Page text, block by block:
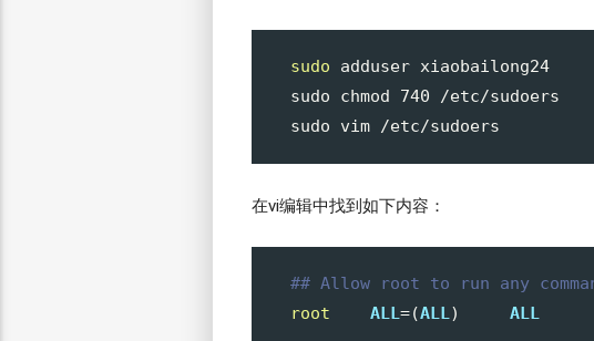
sudo adduser xiaobailong24
sudo chmod 740 /etc/sudoers
在vi编辑中找到如下内容：
## Allow root to run any
root
ALL=(ALL) ALL